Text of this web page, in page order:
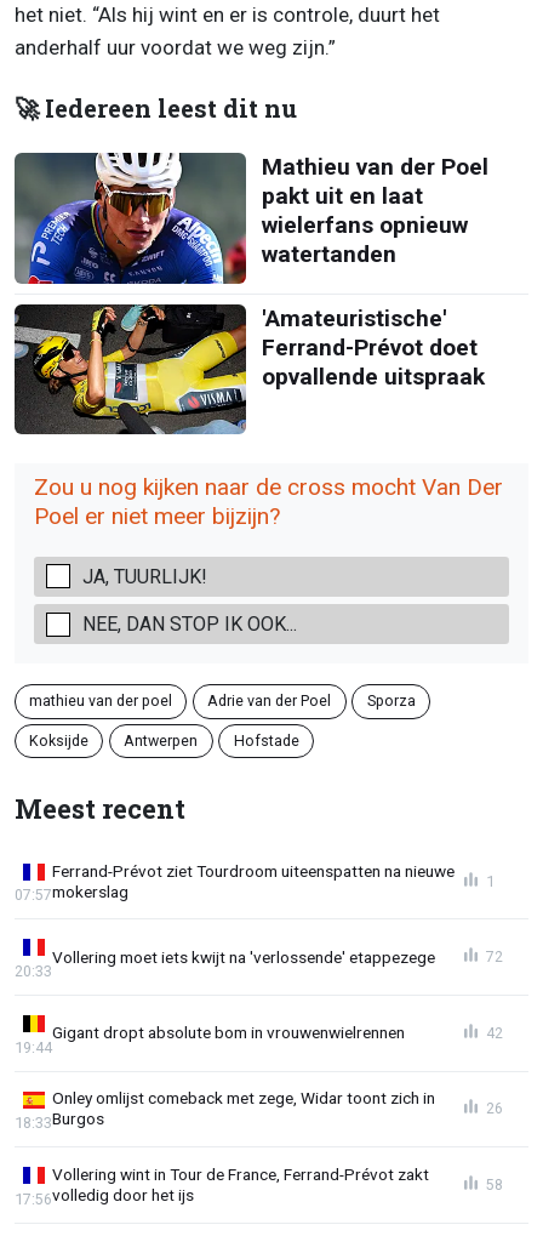
het niet. “Als hij wint en er is controle, duurt het
anderhalf uur voordat we weg zijn.”
🚀 Iedereen leest dit nu
Mathieu van der Poel
pakt uit en laat
wielerfans opnieuw
watertanden
'Amateuristische'
Ferrand-Prévot doet
opvallende uitspraak
Zou u nog kijken naar de cross mocht Van Der
Poel er niet meer bijzijn?
JA, TUURLIJK!
NEE, DAN STOP IK OOK...
mathieu van der poel Adrie van der Poel Sporza
Koksijde Antwerpen Hofstade
Meest recent
Ferrand-Prévot ziet Tourdroom uiteenspatten na nieuwe
mokerslag
07:57
1
Vollering moet iets kwijt na 'verlossende' etappezege
20:33
72
Gigant dropt absolute bom in vrouwenwielrennen
19:44
42
Onley omlijst comeback met zege, Widar toont zich in
Burgos
18:33
26
Vollering wint in Tour de France, Ferrand-Prévot zakt
volledig door het ijs
17:56
58